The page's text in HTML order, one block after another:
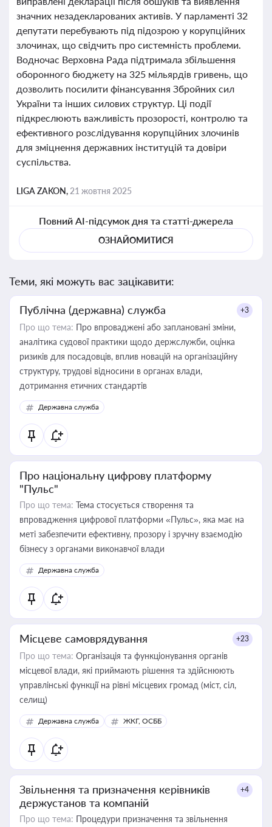
значних незадекларованих активів. У парламенті 32
депутати перебувають під підозрою у корупційних
злочинах, що свідчить про системність проблеми.
Водночас Верховна Рада підтримала збільшення
оборонного бюджету на 325 мільярдів гривень, що
дозволить посилити фінансування Збройних сил
України та інших силових структур. Ці події
підкреслюють важливість прозорості, контролю та
ефективного розслідування корупційних злочинів
для зміцнення державних інституцій та довіри
суспільства.
LIGA ZAKON, 21 жовтня 2025
Повний AI-підсумок дня та статті-джерела
ОЗНАЙОМИТИСЯ
Теми, які можуть вас зацікавити:
Публічна (державна) служба +3
Про що тема: Про впроваджені або заплановані зміни,
аналітика судової практики щодо держслужби, оцінка
ризиків для посадовців, вплив новацій на організаційну
структуру, трудові відносини в органах влади,
дотримання етичних стандартів
Державна служба
Про національну цифрову платформу
"Пульс"
Про що тема: Тема стосується створення та
впровадження цифрової платформи «Пульс», яка має на
меті забезпечити ефективну, прозору і зручну взаємодію
бізнесу з органами виконавчої влади
Державна служба
Місцеве самоврядування +23
Про що тема: Організація та функціонування органів
місцевої влади, які приймають рішення та здійснюють
управлінські функції на рівні місцевих громад (міст, сіл,
селищ)
Державна служба ЖКГ, ОСББ
Звільнення та призначення керівників
держустанов та компаній
+4
Про що тема: Процедури призначення та звільнення